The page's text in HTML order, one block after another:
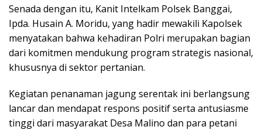
Senada dengan itu, Kanit Intelkam Polsek Banggai,
Ipda. Husain A. Moridu, yang hadir mewakili Kapolsek
menyatakan bahwa kehadiran Polri merupakan bagian
dari komitmen mendukung program strategis nasional,
khususnya di sektor pertanian.
Kegiatan penanaman jagung serentak ini berlangsung
lancar dan mendapat respons positif serta antusiasme
tinggi dari masyarakat Desa Malino dan para petani